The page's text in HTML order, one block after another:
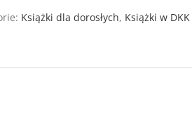
Książki dla dorosłych, Książki w DKK